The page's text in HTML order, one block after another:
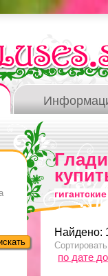
Найдено:
по дате